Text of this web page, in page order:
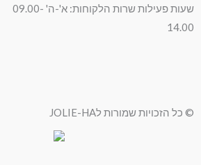
שעות פעילות שרות הלקוחות: א'-ה' 09.00-
14.00
© כל הזכויות שמורות לJOLIE-HA